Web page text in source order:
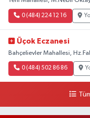
0 (484) 224 12 16
Üçok Eczanesi
Bahçelievler Mahallesi,
0 (484) 502 86 86